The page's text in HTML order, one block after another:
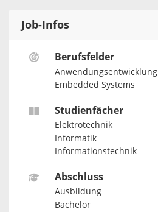
Job-Infos
Berufsfelder
Anwendungsentwicklung
Embedded Systems
Studienfächer
Elektrotechnik
Informatik
Informationstechnik
Abschluss
Ausbildung
Bachelor